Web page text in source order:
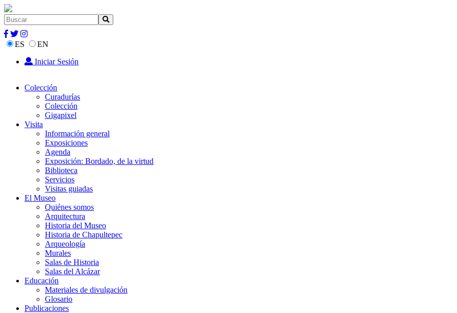
ES
EN
Iniciar Sesión
Colección
Curadurías
Colección
Gigapixel
Visita
Información general
Exposiciones
Agenda
Exposición: Bordado, de la virtud
Biblioteca
Servicios
Visitas guiadas
El Museo
Quiénes somos
Arquitectura
Historia del Museo
Historia de Chapultepec
Arqueología
Murales
Salas de Historia
Salas del Alcázar
Educación
Materiales de divulgación
Glosario
Publicaciones